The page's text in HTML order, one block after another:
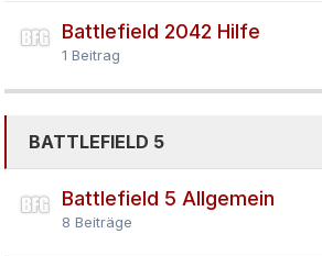
Battlefield 2042 Hilfe
1 Beitrag
BATTLEFIELD 5
Battlefield 5 Allgemein
8 Beiträge